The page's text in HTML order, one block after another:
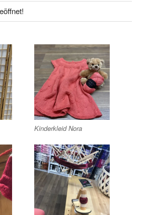
Kinderkleid Nora